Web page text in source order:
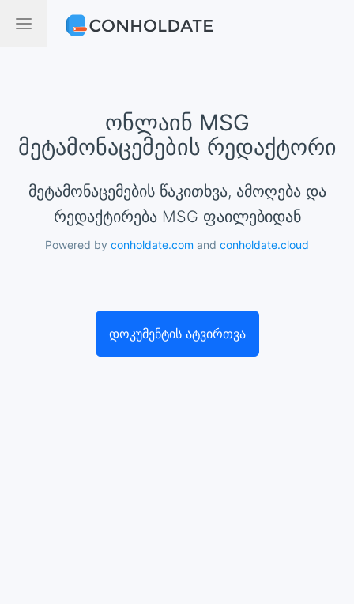
ონლაინ MSG
მეტამონაცემების რედაქტორი
მეტამონაცემების წაკითხვა, ამოღება და
რედაქტირება MSG ფაილებიდან
Powered by conholdate.com and conholdate.cloud
დოკუმენტის ატვირთვა